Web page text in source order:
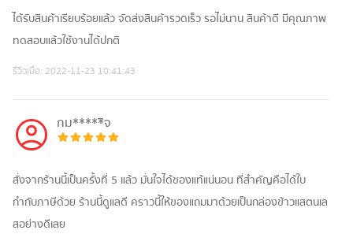
ได้รับสินค้าเรียบร้อยแล้ว จัดส่งสินค้ารวดเร็ว รอไม่นาน สินค้าดี มีคุณภาพ
ทดสอบแล้วใช้งานได้ปกติ
รีวิวเมื่อ: 2022-11-23 10:41:43
กม*****ิจ
สั่งจากร้านนี้เป็นครั้งที่ 5 แล้ว มั่นใจได้ของแท้แน่นอน ที่สำคัญคือได้ใบ
กำกับภาษีด้วย ร้านนี้ดูแลดี คราวนี้ให้ของแถมมาด้วยเป็นกล่องข้าวแสตนเล
สอย่างดีเลย